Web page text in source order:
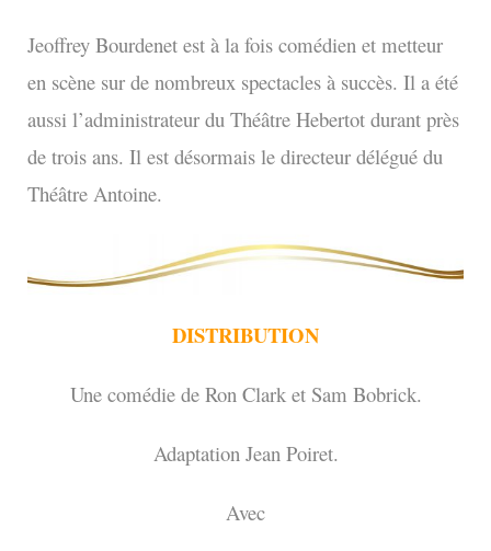
Jeoffrey Bourdenet est à la fois comédien et metteur
en scène sur de nombreux spectacles à succès. Il a été
aussi l’administrateur du Théâtre Hebertot durant près
de trois ans. Il est désormais le directeur délégué du
Théâtre Antoine.
DISTRIBUTION
Une comédie de Ron Clark et Sam Bobrick.
Adaptation Jean Poiret.
Avec